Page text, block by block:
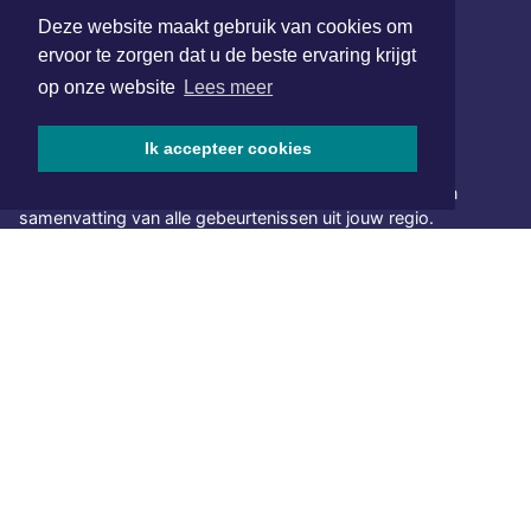
Deze website maakt gebruik van cookies om
ervoor te zorgen dat u de beste ervaring krijgt
op onze website Lees meer
Ik accepteer cookies
SOCIAL MEDIA
NIEUWSBRIEF AANMELDEN
Schrijf je in voor onze nieuwsbrief en krijg wekelijks een
samenvatting van alle gebeurtenissen uit jouw regio.